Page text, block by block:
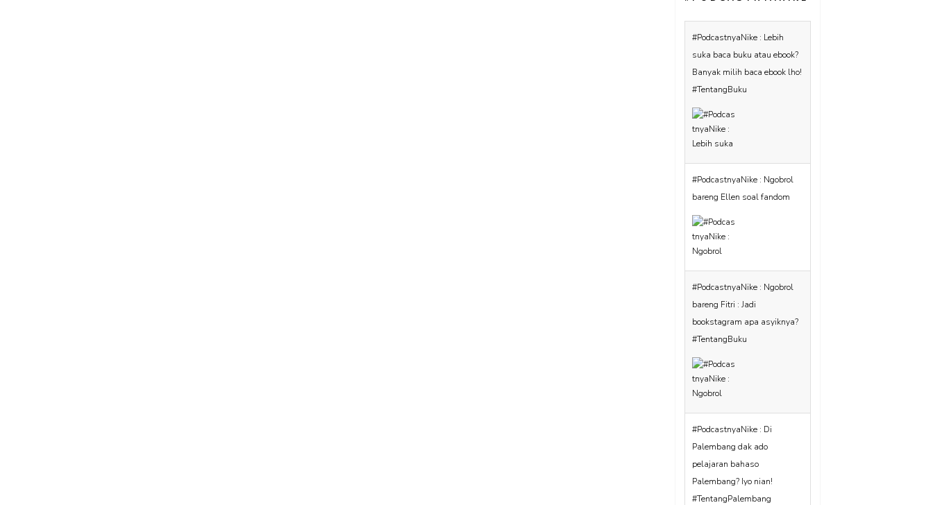
#PodcastnyaNike : Lebih
suka baca buku atau ebook?
Banyak milih baca ebook lho!
#TentangBuku
#PodcastnyaNike : Ngobrol
bareng Ellen soal fandom
#PodcastnyaNike : Ngobrol
bareng Fitri : Jadi
bookstagram apa asyiknya?
#TentangBuku
#PodcastnyaNike : Di
Palembang dak ado
pelajaran bahaso
Palembang? Iyo nian!
#TentangPalembang